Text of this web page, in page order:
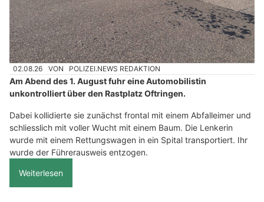
02.08.26 VON POLIZEI.NEWS REDAKTION
Am Abend des 1. August fuhr eine Automobilistin
unkontrolliert über den Rastplatz Oftringen.
Dabei kollidierte sie zunächst frontal mit einem Abfalleimer und
schliesslich mit voller Wucht mit einem Baum. Die Lenkerin
wurde mit einem Rettungswagen in ein Spital transportiert. Ihr
wurde der Führerausweis entzogen.
Weiterlesen